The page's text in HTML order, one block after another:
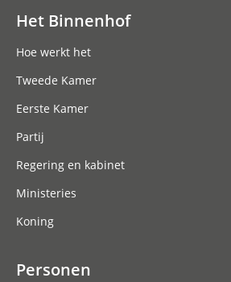
Het Binnenhof
Hoe werkt het
Tweede Kamer
Eerste Kamer
Partij
Regering en kabinet
Ministeries
Koning
Personen